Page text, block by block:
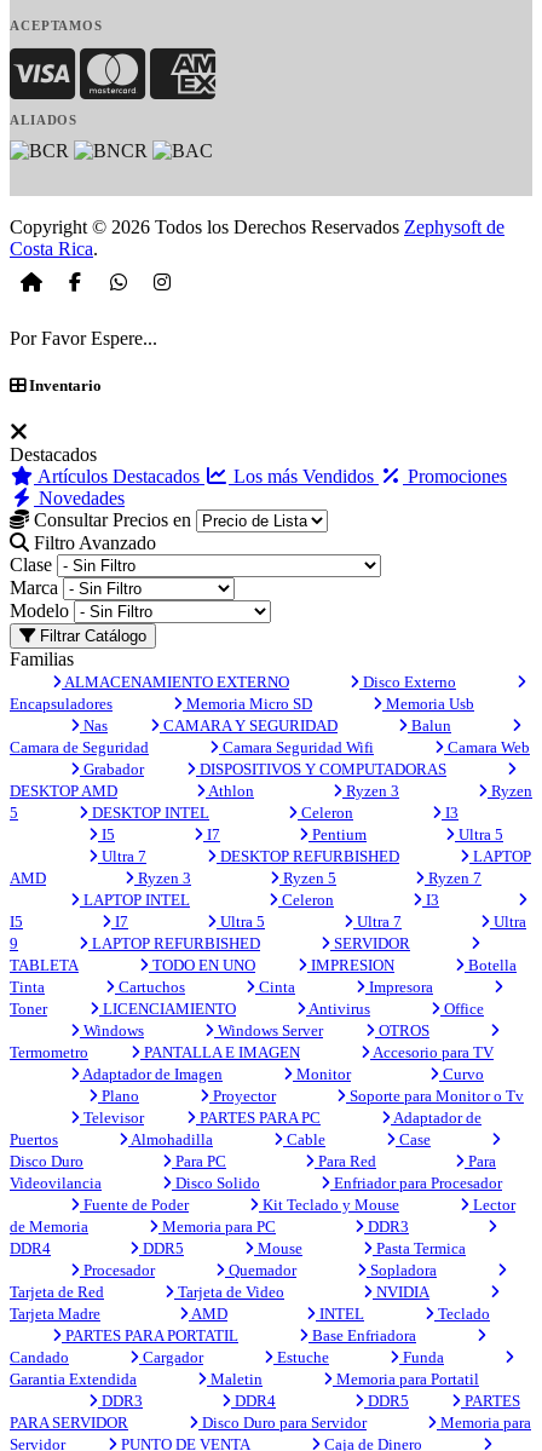
ACEPTAMOS
Visa MasterCardAmerican Express
ALIADOS
Copyright © 2026 Todos los Derechos Reservados Zephysoft de
Costa Rica.
Por Favor Espere...
Inventario
Destacados
Artículos Destacados
Los más Vendidos
Promociones
Novedades
Consultar Precios en
Filtro Avanzado
Clase
Marca
Modelo
Filtrar Catálogo
Familias
ALMACENAMIENTO EXTERNO
Disco Externo
Encapsuladores
Memoria Micro SD
Memoria Usb
Nas
CAMARA Y SEGURIDAD
Balun
Camara de Seguridad
Camara Seguridad Wifi
Camara Web
Grabador
DISPOSITIVOS Y COMPUTADORAS
DESKTOP AMD
Athlon Ryzen 3
Ryzen
5
DESKTOP INTEL Celeron
I3
I5
I7 Pentium
Ultra 5
Ultra 7
DESKTOP REFURBISHED
LAPTOP
AMD
Ryzen 3 Ryzen 5
Ryzen 7
LAPTOP INTEL
Celeron
I3
I5
I7 Ultra 5 Ultra 7
Ultra
9
LAPTOP REFURBISHED
SERVIDOR
TABLETA
TODO EN UNO IMPRESION
Botella
Tinta
Cartuchos Cinta
Impresora
Toner
LICENCIAMIENTO Antivirus
Office
Windows
Windows Server
OTROS
Termometro
PANTALLA E IMAGEN
Accesorio para TV
Adaptador de Imagen
Monitor
Curvo
Plano
Proyector
Soporte para Monitor o Tv
Televisor
PARTES PARA PC
Adaptador de
Puertos
Almohadilla Cable
Case
Disco Duro
Para PC Para Red
Para
Videovilancia
Disco Solido
Enfriador para Procesador
Fuente de Poder
Kit Teclado y Mouse
Lector
de Memoria
Memoria para PC
DDR3
DDR4
DDR5 Mouse
Pasta Termica
Procesador
Quemador
Sopladora
Tarjeta de Red
Tarjeta de Video
NVIDIA
Tarjeta Madre
AMD INTEL
Teclado
PARTES PARA PORTATIL
Base Enfriadora
Candado
Cargador Estuche
Funda
Garantia Extendida
Maletin
Memoria para Portatil
DDR3
DDR4 DDR5
PARTES
PARA SERVIDOR
Disco Duro para Servidor
Memoria para
Servidor
PUNTO DE VENTA Caja de Dinero